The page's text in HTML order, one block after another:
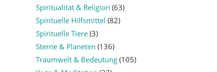
Spiritualität & Religion (63)
Spirituelle Hilfsmittel (82)
Spirituelle Tiere(3)
Sterne & Planeten (136)
Traumwelt & Bedeutung(105)